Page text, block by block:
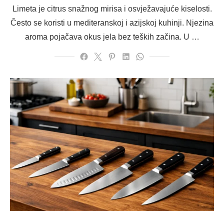
Limeta je citrus snažnog mirisa i osvježavajuće kiselosti.
Često se koristi u mediteranskoj i azijskoj kuhinji. Njezina
aroma pojačava okus jela bez teških začina. U …